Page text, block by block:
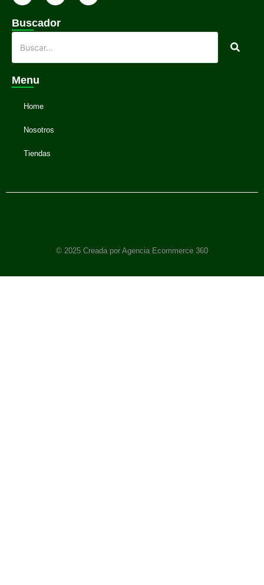
Buscador
Menu
Home
Nosotros
Tiendas
© 2025 Creada por Agencia Ecommerce 360